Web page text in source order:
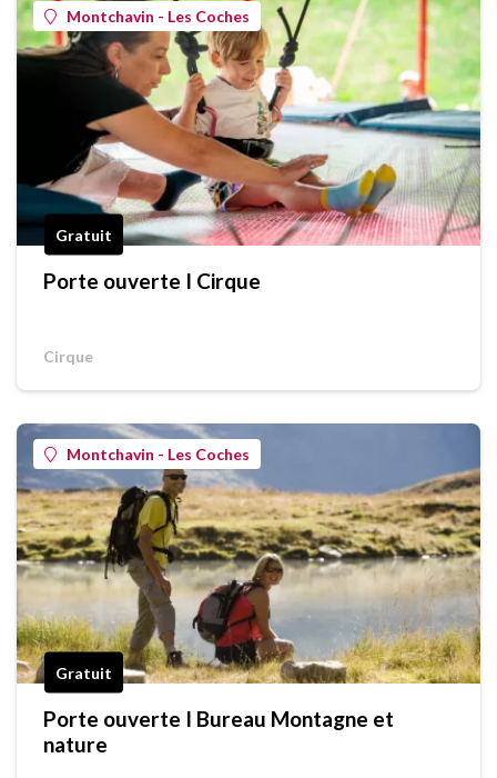
Montchavin - Les Coches
Gratuit
Porte ouverte I Cirque
Cirque
Montchavin - Les Coches
Gratuit
Porte ouverte I Bureau Montagne et
nature